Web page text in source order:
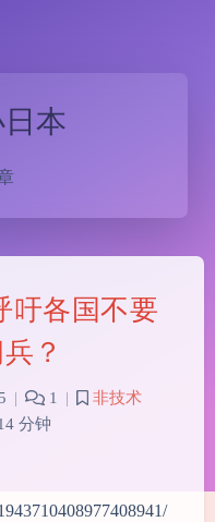
本
吁各国不要
？
| 1 |
非技术
分钟